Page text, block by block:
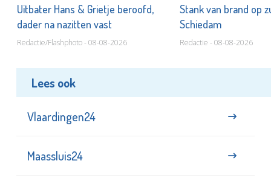
Uitbater Hans & Grietje beroofd,
dader na nazitten vast
Redactie/Flashphoto - 08-08-2026
Stank van brand op
Schiedam
Redactie - 08-08-2026
Lees ook
Vlaardingen24
Maassluis24